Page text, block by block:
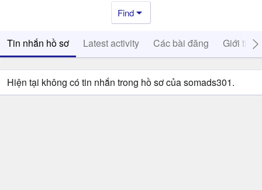
Find
Tin nhắn hồ sơ Latest activity Các bài đăng Giới thiệu
Hiện tại không có tin nhắn trong hồ sơ của somads301.